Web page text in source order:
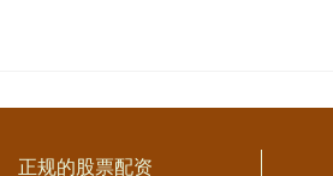
正规的股票配资